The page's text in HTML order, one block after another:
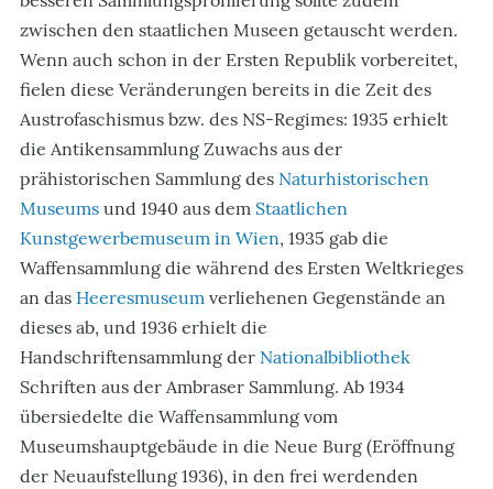
zwischen den staatlichen Museen getauscht werden.
Wenn auch schon in der Ersten Republik vorbereitet,
fielen diese Veränderungen bereits in die Zeit des
Austrofaschismus bzw. des NS-Regimes: 1935 erhielt
die Antikensammlung Zuwachs aus der
prähistorischen Sammlung des Naturhistorischen
Museums und 1940 aus dem Staatlichen
Kunstgewerbemuseum in Wien, 1935 gab die
Waffensammlung die während des Ersten Weltkrieges
an das Heeresmuseum verliehenen Gegenstände an
dieses ab, und 1936 erhielt die
Handschriftensammlung der Nationalbibliothek
Schriften aus der Ambraser Sammlung. Ab 1934
übersiedelte die Waffensammlung vom
Museumshauptgebäude in die Neue Burg (Eröffnung
der Neuaufstellung 1936), in den frei werdenden